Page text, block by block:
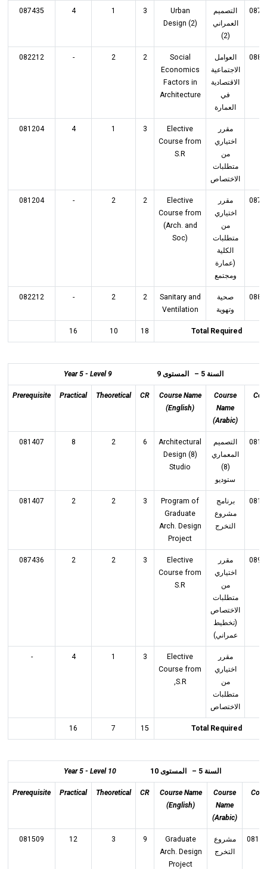
التصميم
العمراني
(2)
Urban
Design (2)
3
1
4
087435
العوامل
الاجتماعية
الاقتصادية
في
العمارة
Social
Economics
Factors in
Architecture
2
2
-
082212
مقرر
اختياري
من
متطلبات
الاختصاص
Elective
Course from
S.R
3
1
4
081204
مقرر
اختياري
من
متطلبات
الكلية
(عمارة
ومجتمع
Elective
Course from
(Arch. and
Soc)
2
2
-
081204
صحية
وتهوية
Sanitary and
Ventilation
2
2
-
082212
Total Required
18
10
16
السنة 5 – المستوى 9 Year 5 - Level 9
Course
Name
(Arabic)
Course Name
(English)
CR
Theoretical
Practical
Prerequisite
التصميم
المعماري
(8)
ستوديو
Architectural
Design (8)
Studio
6
2
8
081407
برنامج
مشروع
التخرج
Program of
Graduate
Arch. Design
Project
3
2
2
081407
مقرر
اختياري
من
متطلبات
الاختصاص
(تخطيط
عمراني)
Elective
Course from
S.R
3
2
2
087436
مقرر
اختياري
من
متطلبات
الاختصاص
Elective
Course from
S.R,
3
1
4
-
Total Required
15
7
16
السنة 5 – المستوى 10 Year 5 - Level 10
Course
Name
(Arabic)
Course Name
(English)
CR
Theoretical
Practical
Prerequisite
مشروع
التخرج
Graduate
Arch. Design
Project
9
3
12
081509